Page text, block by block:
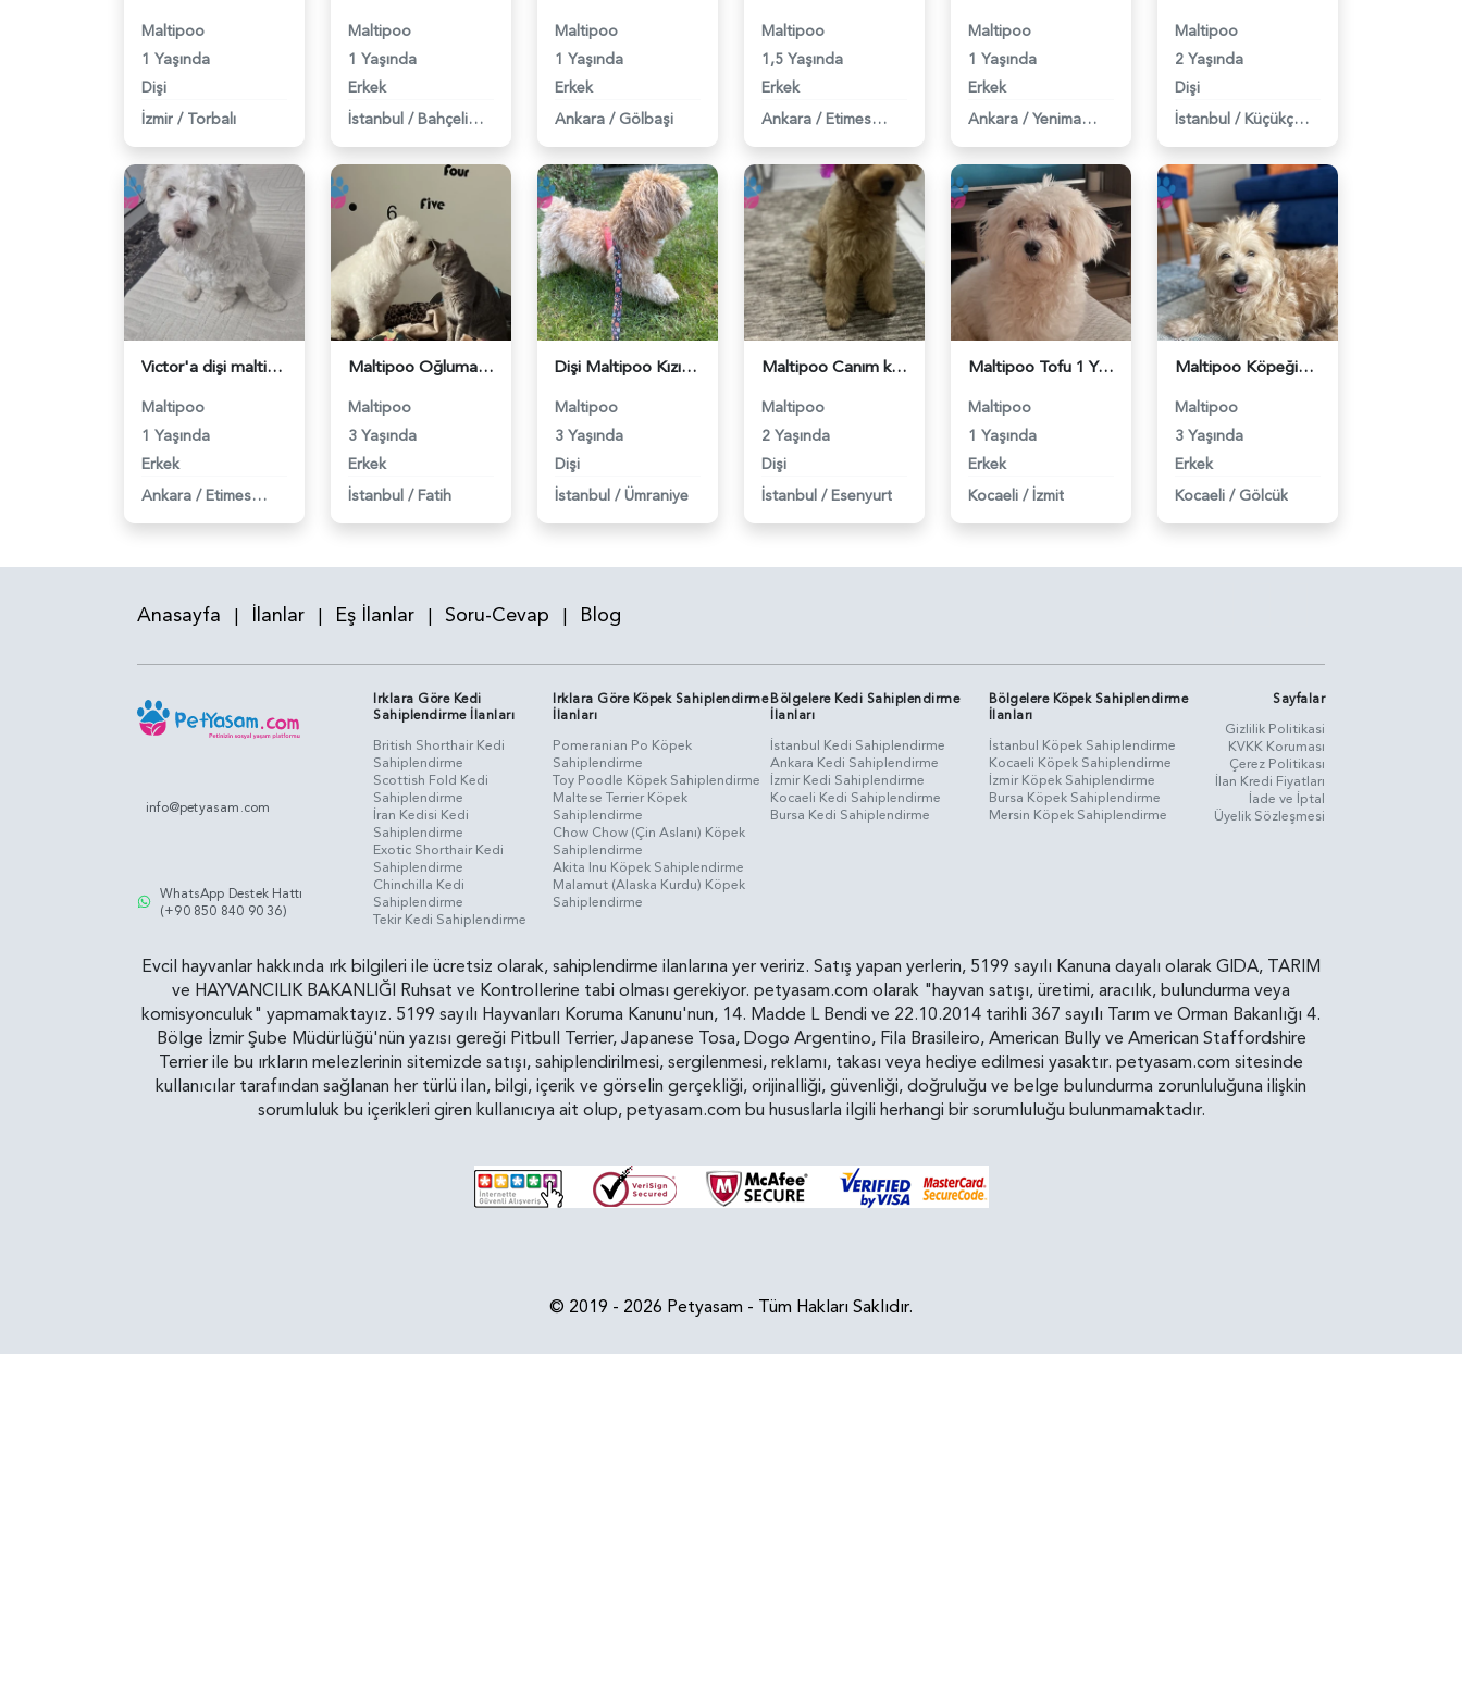
Maltipoo
1 Yaşında
Dişi
İzmir / Torbalı
Maltipoo
1 Yaşında
Erkek
İstanbul / Bahçelievler
Maltipoo
1 Yaşında
Erkek
Ankara / Gölbaşi
Maltipoo
1,5 Yaşında
Erkek
Ankara / Etimesgut
Maltipoo
1 Yaşında
Erkek
Ankara / Yenimahalle
Maltipoo
2 Yaşında
Dişi
İstanbul / Küçükçekmece
Victor'a dişi maltipoo - 118983876
Maltipoo
1 Yaşında
Erkek
Ankara / Etimesgut
Maltipoo Oğluma Gelin Arıyorum - 118983588
Maltipoo
3 Yaşında
Erkek
İstanbul / Fatih
Dişi Maltipoo Kızıma eş arıyorum - 118983516
Maltipoo
3 Yaşında
Dişi
İstanbul / Ümraniye
Maltipoo Canım kızım 2 Yaşında - 118983467
Maltipoo
2 Yaşında
Dişi
İstanbul / Esenyurt
Maltipoo Tofu 1 Yaşında Eş Arıyor - 118983372
Maltipoo
1 Yaşında
Erkek
Kocaeli / İzmit
Maltipoo Köpeğime Eş Arıyorum 3 Yaşında - 118983309
Maltipoo
3 Yaşında
Erkek
Kocaeli / Gölcük
Anasayfa | İlanlar | Eş İlanlar | Soru-Cevap | Blog
info@petyasam.com
WhatsApp Destek Hattı
(+90 850 840 90 36)
Irklara Göre Kedi
Sahiplendirme İlanları
British Shorthair Kedi
Sahiplendirme
Scottish Fold Kedi
Sahiplendirme
İran Kedisi Kedi
Sahiplendirme
Exotic Shorthair Kedi
Sahiplendirme
Chinchilla Kedi
Sahiplendirme
Tekir Kedi Sahiplendirme
Irklara Göre Köpek Sahiplendirme
İlanları
Pomeranian Po Köpek
Sahiplendirme
Toy Poodle Köpek Sahiplendirme
Maltese Terrier Köpek
Sahiplendirme
Chow Chow (Çin Aslanı) Köpek
Sahiplendirme
Akita Inu Köpek Sahiplendirme
Malamut (Alaska Kurdu) Köpek
Sahiplendirme
Bölgelere Kedi Sahiplendirme
İlanları
İstanbul Kedi Sahiplendirme
Ankara Kedi Sahiplendirme
İzmir Kedi Sahiplendirme
Kocaeli Kedi Sahiplendirme
Bursa Kedi Sahiplendirme
Bölgelere Köpek Sahiplendirme
İlanları
İstanbul Köpek Sahiplendirme
Kocaeli Köpek Sahiplendirme
İzmir Köpek Sahiplendirme
Bursa Köpek Sahiplendirme
Mersin Köpek Sahiplendirme
Sayfalar
Gizlilik Politikasi
KVKK Koruması
Çerez Politikası
İlan Kredi Fiyatları
İade ve İptal
Üyelik Sözleşmesi
Evcil hayvanlar hakkında ırk bilgileri ile ücretsiz olarak, sahiplendirme ilanlarına yer veririz. Satış yapan yerlerin, 5199 sayılı Kanuna dayalı olarak GIDA, TARIM
ve HAYVANCILIK BAKANLIĞI Ruhsat ve Kontrollerine tabi olması gerekiyor. petyasam.com olarak "hayvan satışı, üretimi, aracılık, bulundurma veya
komisyonculuk" yapmamaktayız. 5199 sayılı Hayvanları Koruma Kanunu'nun, 14. Madde L Bendi ve 22.10.2014 tarihli 367 sayılı Tarım ve Orman Bakanlığı 4.
Bölge İzmir Şube Müdürlüğü'nün yazısı gereği Pitbull Terrier, Japanese Tosa, Dogo Argentino, Fila Brasileiro, American Bully ve American Staffordshire
Terrier ile bu ırkların melezlerinin sitemizde satışı, sahiplendirilmesi, sergilenmesi, reklamı, takası veya hediye edilmesi yasaktır. petyasam.com sitesinde
kullanıcılar tarafından sağlanan her türlü ilan, bilgi, içerik ve görselin gerçekliği, orijinalliği, güvenliği, doğruluğu ve belge bulundurma zorunluluğuna ilişkin
sorumluluk bu içerikleri giren kullanıcıya ait olup, petyasam.com bu hususlarla ilgili herhangi bir sorumluluğu bulunmamaktadır.
© 2019 - 2026 Petyasam - Tüm Hakları Saklıdır.